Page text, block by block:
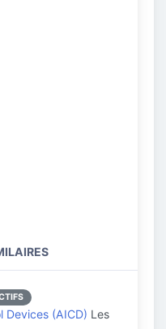
Devices (AICD) Les